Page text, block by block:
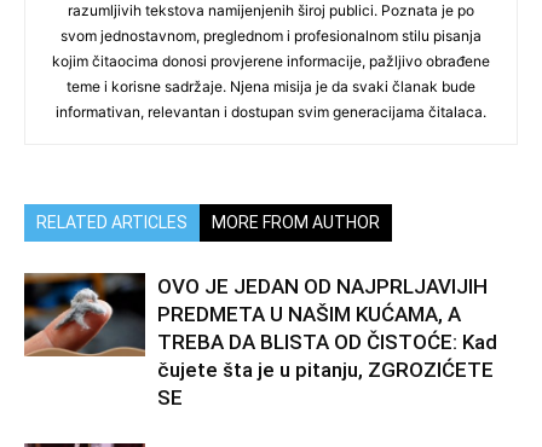
razumljivih tekstova namijenjenih široj publici. Poznata je po
svom jednostavnom, preglednom i profesionalnom stilu pisanja
kojim čitaocima donosi provjerene informacije, pažljivo obrađene
teme i korisne sadržaje. Njena misija je da svaki članak bude
informativan, relevantan i dostupan svim generacijama čitalaca.
RELATED ARTICLES MORE FROM AUTHOR
OVO JE JEDAN OD NAJPRLJAVIJIH
PREDMETA U NAŠIM KUĆAMA, A
TREBA DA BLISTA OD ČISTOĆE: Kad
čujete šta je u pitanju, ZGROZIĆETE
SE